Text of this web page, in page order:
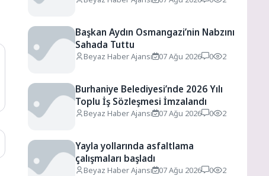
Başkan Aydın Osmangazi’nin Nabzını
Sahada Tuttu
Beyaz Haber Ajansı 07 Ağu 2026 0 2
Burhaniye Belediyesi’nde 2026 Yılı
Toplu İş Sözleşmesi İmzalandı
Beyaz Haber Ajansı 07 Ağu 2026 0 2
Yayla yollarında asfaltlama
çalışmaları başladı
Beyaz Haber Ajansı 07 Ağu 2026 0 2